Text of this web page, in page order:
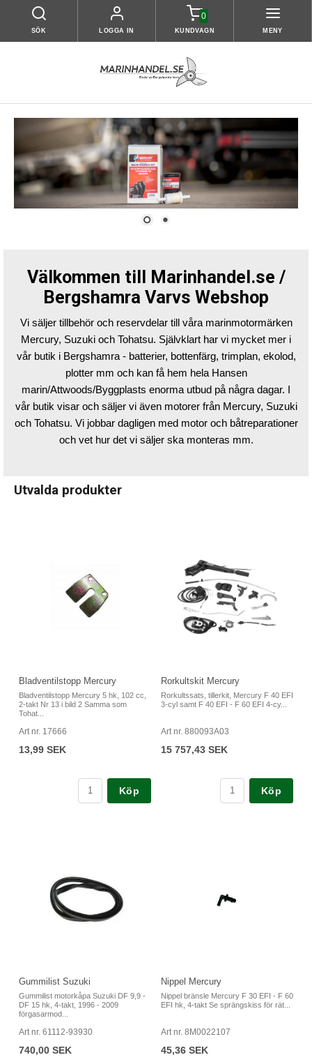
SÖK LOGGA IN
0
KUNDVAGN MENY
Välkommen till Marinhandel.se /
Bergshamra Varvs Webshop
Vi säljer tillbehör och reservdelar till våra marinmotormärken
Mercury, Suzuki och Tohatsu. Självklart har vi mycket mer i
vår butik i Bergshamra - batterier, bottenfärg, trimplan, ekolod,
plotter mm och kan få hem hela Hansen
marin/Attwoods/Byggplasts enorma utbud på några dagar. I
vår butik visar och säljer vi även motorer från Mercury, Suzuki
och Tohatsu. Vi jobbar dagligen med motor och båtreparationer
och vet hur det vi säljer ska monteras mm.
Utvalda produkter
Bladventilstopp Mercury
Bladventilstopp Mercury 5 hk, 102 cc,
2-takt Nr 13 i bild 2 Samma som
Tohat...
Art nr. 17666
13,99 SEK
Köp
Rorkultskit Mercury
Rorkultssats, tillerkit, Mercury F 40 EFI
3-cyl samt F 40 EFI - F 60 EFI 4-cy...
Art nr. 880093A03
15 757,43 SEK
Köp
Gummilist Suzuki
Gummilist motorkåpa Suzuki DF 9,9 -
DF 15 hk, 4-takt, 1996 - 2009
förgasarmod...
Art nr. 61112-93930
740,00 SEK
Nippel Mercury
Nippel bränsle Mercury F 30 EFI - F 60
EFI hk, 4-takt Se sprängskiss för rät...
Art nr. 8M0022107
45,36 SEK